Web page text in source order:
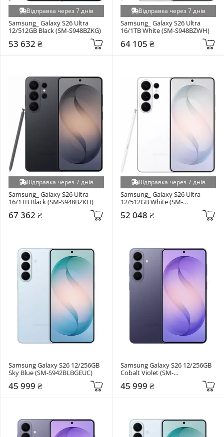
Відправка через 7 днів
Samsung_ Galaxy S26 Ultra
12/512GB Black (SM-S948BZKG)
53 632 ₴
Відправка через 7 днів
Samsung_ Galaxy S26 Ultra
16/1TB White (SM-S948BZWH)
64 105 ₴
Відправка через 7 днів
Samsung_ Galaxy S26 Ultra
16/1TB Black (SM-S948BZKH)
67 362 ₴
Відправка через 7 днів
Samsung_ Galaxy S26 Ultra
12/512GB White (SM-
52 048 ₴
Samsung Galaxy S26 12/256GB
Sky Blue (SM-S942BLBGEUC)
45 999 ₴
Samsung Galaxy S26 12/256GB
Cobalt Violet (SM-
45 999 ₴